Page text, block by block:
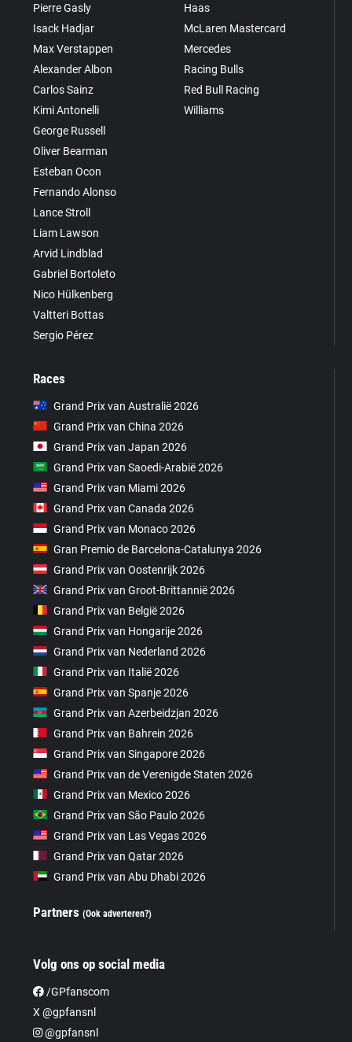
Pierre Gasly
Isack Hadjar
Max Verstappen
Alexander Albon
Carlos Sainz
Kimi Antonelli
George Russell
Oliver Bearman
Esteban Ocon
Fernando Alonso
Lance Stroll
Liam Lawson
Arvid Lindblad
Gabriel Bortoleto
Nico Hülkenberg
Valtteri Bottas
Sergio Pérez
Haas
McLaren Mastercard
Mercedes
Racing Bulls
Red Bull Racing
Williams
Races
Grand Prix van Australië 2026
Grand Prix van China 2026
Grand Prix van Japan 2026
Grand Prix van Saoedi-Arabië 2026
Grand Prix van Miami 2026
Grand Prix van Canada 2026
Grand Prix van Monaco 2026
Gran Premio de Barcelona-Catalunya 2026
Grand Prix van Oostenrijk 2026
Grand Prix van Groot-Brittannië 2026
Grand Prix van België 2026
Grand Prix van Hongarije 2026
Grand Prix van Nederland 2026
Grand Prix van Italië 2026
Grand Prix van Spanje 2026
Grand Prix van Azerbeidzjan 2026
Grand Prix van Bahrein 2026
Grand Prix van Singapore 2026
Grand Prix van de Verenigde Staten 2026
Grand Prix van Mexico 2026
Grand Prix van São Paulo 2026
Grand Prix van Las Vegas 2026
Grand Prix van Qatar 2026
Grand Prix van Abu Dhabi 2026
Partners(Ook adverteren?)
Volg ons op social media
/GPfanscom
X @gpfansnl
@gpfansnl